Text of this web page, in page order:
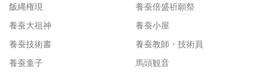
飯縄権現
養蚕倍盛祈願祭
養蚕大祖神
養蚕小屋
養蚕技術書
養蚕教師・技術員
養蚕童子
馬頭観音